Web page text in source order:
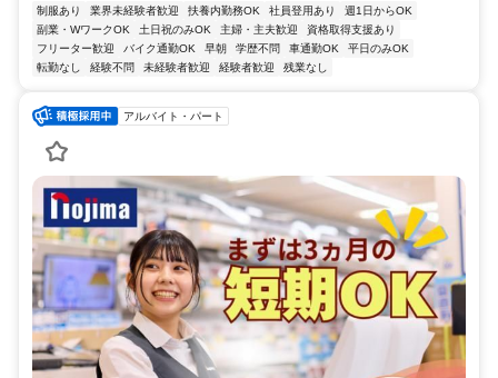
制服あり 業界未経験者歓迎 扶養内勤務OK 社員登用あり
週1日からOK
副業・WワークOK
土日祝のみOK 主婦・主夫歓迎
資格取得支援あり
フリーター歓迎
バイク通勤OK 早朝 学歴不問 車通勤OK
平日のみOK
転勤なし
経験不問 未経験者歓迎 経験者歓迎 残業なし
アルバイト・パート